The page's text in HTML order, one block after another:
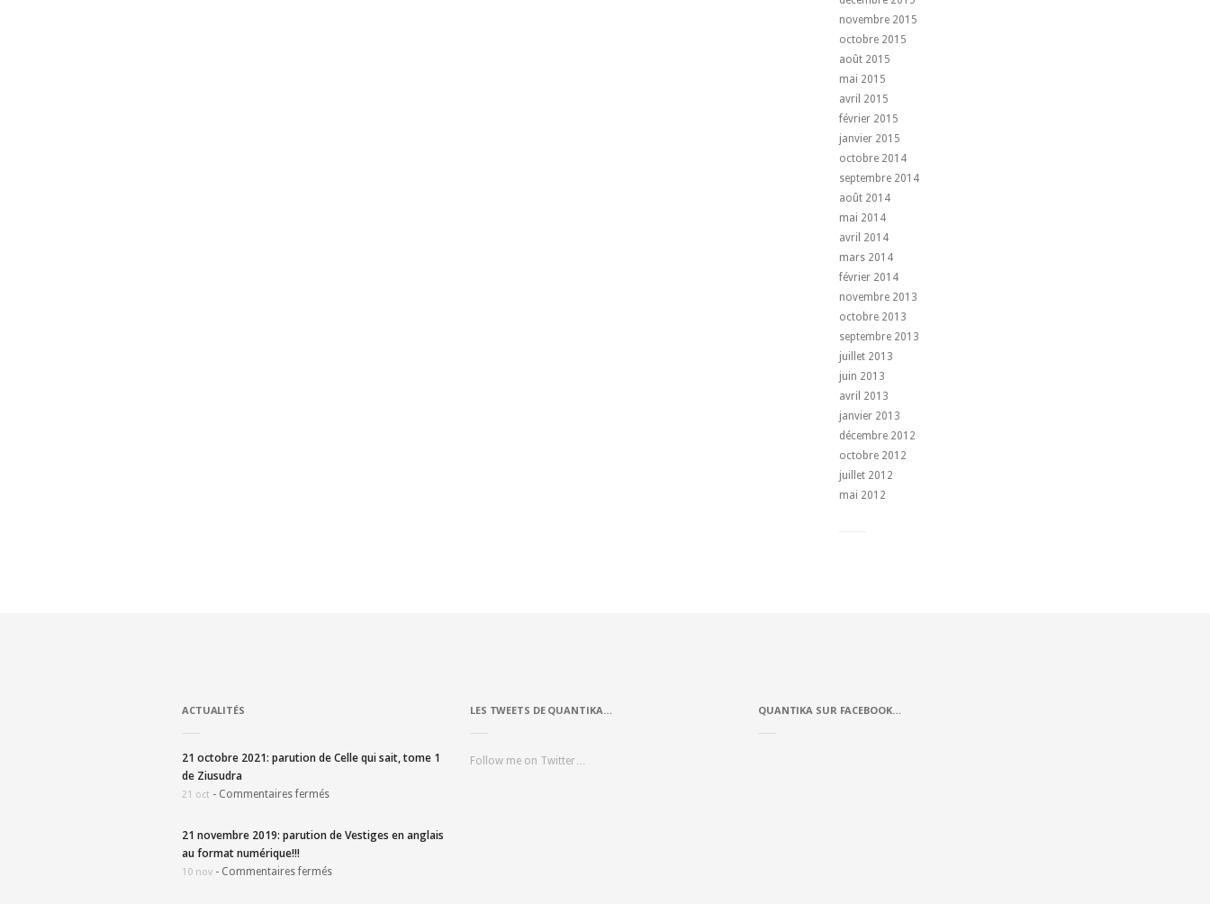
novembre 2015
octobre 2015
août 2015
mai 2015
avril 2015
février 2015
janvier 2015
octobre 2014
septembre 2014
août 2014
mai 2014
avril 2014
mars 2014
février 2014
novembre 2013
octobre 2013
septembre 2013
juillet 2013
juin 2013
avril 2013
janvier 2013
décembre 2012
octobre 2012
juillet 2012
mai 2012
ACTUALITÉS
21 octobre 2021: parution de Celle qui sait, tome 1
de Ziusudra
21 oct - Commentaires fermés
21 novembre 2019: parution de Vestiges en anglais
au format numérique!!!
10 nov - Commentaires fermés
LES TWEETS DE QUANTIKA…
Follow me on Twitter…
QUANTIKA SUR FACEBOOK…